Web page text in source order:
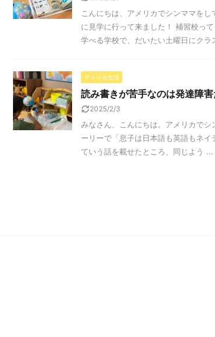
こんにちは、アメリカでシンママを
に見学に行って来ました！ 補習校っ
学べる学校で、だいたい土曜日にクラ
アメリカ生活
読み書きが苦手なのは発達障害
2025/2/3
みなさん、こんにちは。アメリカで
ーリーで「息子は日本語も英語もネ
ていう話を載せたところ、同じよう ...